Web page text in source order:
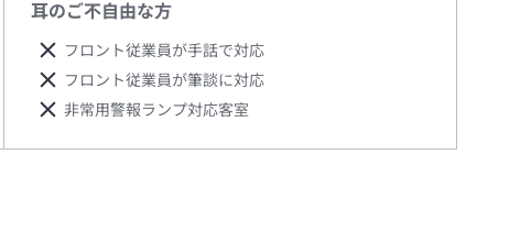
耳のご不自由な方
フロント従業員が手話で対応
フロント従業員が筆談に対応
非常用警報ランプ対応客室